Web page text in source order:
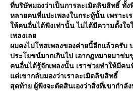
ที่บริษัทมองว่าเป็นการละเมิดลิขสิทธิ์ ทั้ง
หลายคนที่แปะเพลงในกระทู้นั้น เพราะเ
ห้คนอื่นได้ฟังเท่านั้น ไม่ได้มีความตั้งใจ
เพลงเล
ผมคงไม่โพสเพลงของค่ายนี้อีกแล้วครับ
ประโยชน์มากเกินไป เอากฏหมายมาข่ม
คนอื่นได้รู้จักเพลงนั้น เราช่วยทำให้มีค
ต่เขากลับมองว่าเราละเมิดลิขสิทธิ์
สุดท้าย ผู้ฟังจะตัดสินเองว่าสิ่งที่เขากำลั